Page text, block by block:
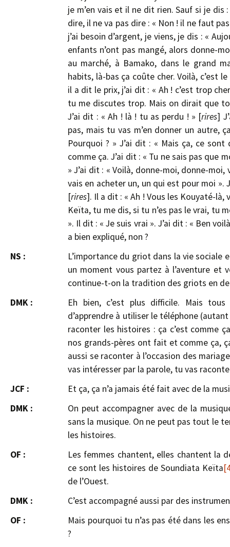
je m’en vais et il ne dit rien. Sauf si je dis
dire, il ne va pas dire : « Non ! il ne faut
j’ai besoin d’argent, je viens, je dis : «
enfants n’ont pas mangé, alors donne-
au marché, à Bamako, dans le grand
habits, là-bas ça coûte cher. Voilà, c’est
il a dit le prix, j’ai dit : « Ah ! c’est trop
tu me discutes trop. Mais on dirait que
J’ai dit : « Ah ! là ! tu as perdu ! » [rires]
pas, mais tu vas m’en donner un autre,
Pourquoi ? » J’ai dit : « Mais ça, ce
comme ça. J’ai dit : « Tu ne sais pas que
» J’ai dit : « Voilà, donne-moi, donne-
vais en acheter un, un qui est pour moi ».
[rires]. Il a dit : « Ah ! Vous les Kouyaté-là,
Keïta, tu me dis, si tu n’es pas le vrai, tu
». Il dit : « Je suis vrai ». J’ai dit : « Ben
a bien expliqué, non ?
NS :
L’importance du griot dans la vie
un moment vous partez à l’aventure et
continue-t-on la tradition des griots en
DMK :
Eh bien, c’est plus difficile. Mais
d’apprendre à utiliser le téléphone
raconter les histoires : ça c’est comme
nos grands-pères ont fait et comme ça,
aussi se raconter à l’occasion des
vas intéresser par la parole, tu vas
JCF :
Et ça, ça n’a jamais été fait avec de la
DMK :
On peut accompagner avec de la
sans la musique. On ne peut pas tout le
les histoires.
OF :
Les femmes chantent, elles chantent la
ce sont les histoires de Soundiata Keïta
de l’Ouest.
DMK :
C’est accompagné aussi par des
OF :
Mais pourquoi tu n’as pas été dans les
?